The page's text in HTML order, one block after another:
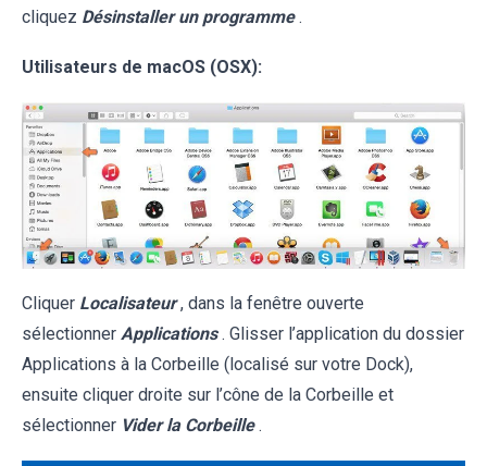
cliquez Désinstaller un programme .
Utilisateurs de macOS (OSX):
Cliquer Localisateur , dans la fenêtre ouverte
sélectionner Applications . Glisser l’application du dossier
Applications à la Corbeille (localisé sur votre Dock),
ensuite cliquer droite sur l’cône de la Corbeille et
sélectionner Vider la Corbeille .